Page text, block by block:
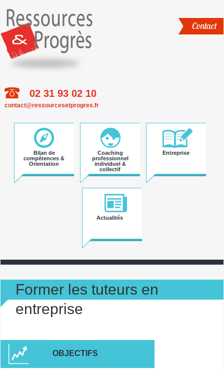
02 31 93 02 10
contact@ressourcesetprogres.fr
Contact
Aller
au
contenu
Bilan de
compétences &
Orientation
Coaching
professionnel
individuel &
collectif
Entreprise
Actualités
Former les tuteurs en
entreprise
OBJECTIFS